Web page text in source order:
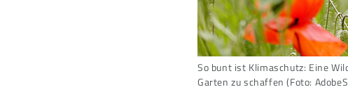
So bunt ist Klimaschutz: Eine
Garten zu schaffen (Foto: